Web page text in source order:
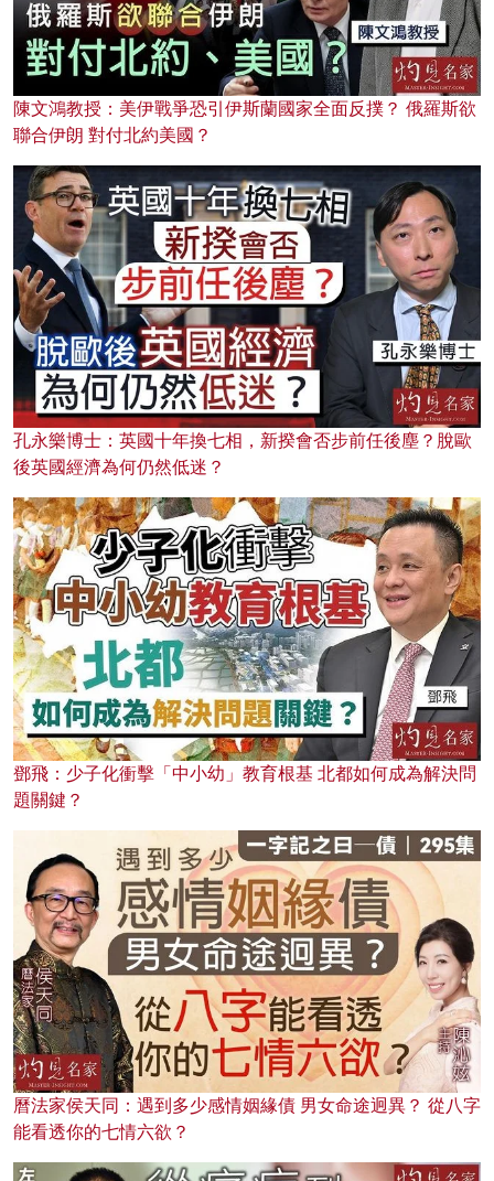
陳文鴻教授：美伊戰爭恐引伊斯蘭國家全面反撲？ 俄羅斯欲
聯合伊朗 對付北約美國？
孔永樂博士：英國十年換七相，新揆會否步前任後塵？脫歐
後英國經濟為何仍然低迷？
鄧飛：少子化衝擊「中小幼」教育根基 北都如何成為解決問
題關鍵？
曆法家侯天同：遇到多少感情姻緣債 男女命途迥異？ 從八字
能看透你的七情六欲？